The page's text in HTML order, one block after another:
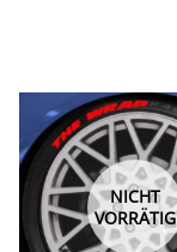
NICHT
VORRÄTIG